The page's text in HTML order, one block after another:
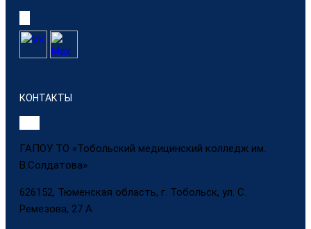
КОНТАКТЫ
ГАПОУ ТО «Тобольский медицинский колледж им.
В.Солдатова»
626152, Тюменская область, г. Тобольск, ул. С.
Ремезова, 27 А